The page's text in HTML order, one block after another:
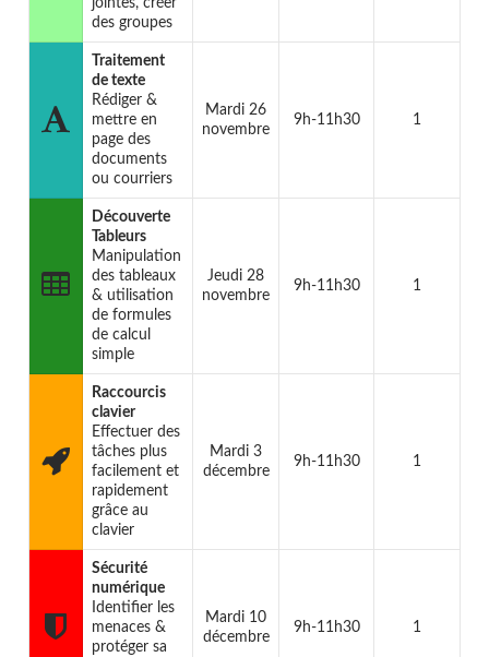
jointes, créer
des groupes
Traitement
de texte
Rédiger &
mettre en
page des
documents
ou courriers
Mardi 26
novembre
9h-11h30 1
Découverte
Tableurs
Manipulation
des tableaux
& utilisation
de formules
de calcul
simple
Jeudi 28
novembre
9h-11h30 1
Raccourcis
clavier
Effectuer des
tâches plus
facilement et
rapidement
grâce au
clavier
Mardi 3
décembre
9h-11h30 1
Sécurité
numérique
Identifier les
menaces &
protéger sa
Mardi 10
décembre
9h-11h30 1